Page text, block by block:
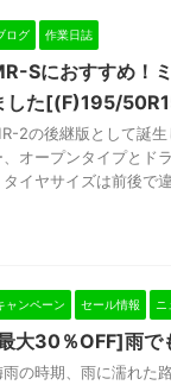
ログ 作業日誌
Sにおすすめ！
した[(F)195/
2の後継版として誕
、オープンタイプとド
イヤサイズは前後で違
ャンペーン セール情報 ニ
大30％OFF]雨で
雨の時期、雨に濡れた